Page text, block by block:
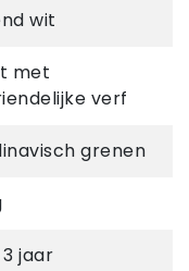
wit
met
verf
grenen
jaar